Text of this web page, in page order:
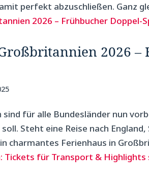
perfekt abzuschließen. Ganz
2026 –
für alle Bundesländer nun
Steht eine Reise nach
charmantes Ferienhaus in